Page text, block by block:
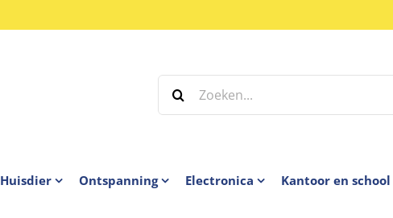
Zoeken
naar:
Huisdier Ontspanning Electronica Kantoor en school